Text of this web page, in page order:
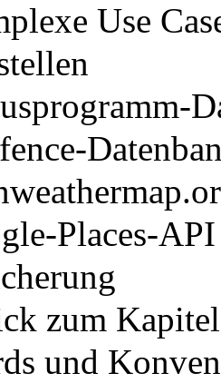
Use
Places-API
zum Kapitel
und